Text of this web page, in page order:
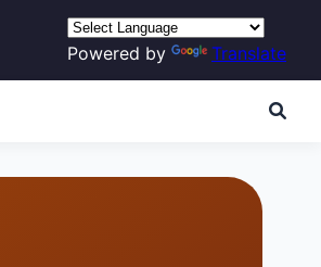
Powered by Translate